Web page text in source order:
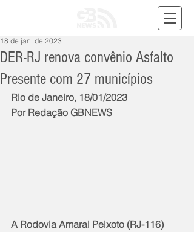
DER-RJ renova convênio Asfalto
Presente com 27 municípios
18 de jan. de 2023
Rio de Janeiro, 18/01/2023
Por Redação GBNEWS
A Rodovia Amaral Peixoto (RJ-116)